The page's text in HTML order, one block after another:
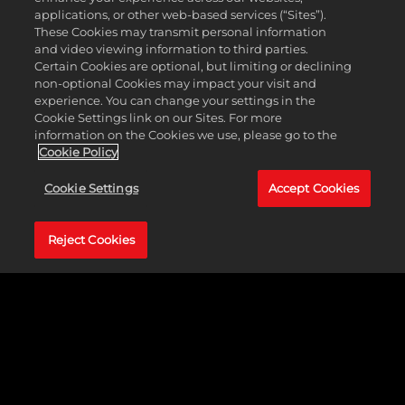
distritos de tu imperio criminal.
LA HISTORIA AL COMPLETO
El contenido adicional de Mafia III: Edición Definitiva incluye tres expansiones
argumentales que encajan a la perfección con el juego básico y lo mejoran
significativamente.
Piedras sin remover
El signo de los tiempos
applications, or other web-based services (“Sites”).
These Cookies may transmit personal information
and video viewing information to third parties.
Certain Cookies are optional, but limiting or declining
non-optional Cookies may impact your visit and
experience. You can change your settings in the
Cookie Settings link on our Sites. For more
information on the Cookies we use, please go to the
Cookie Policy
Cookie Settings Accept Cookies
Reject Cookies